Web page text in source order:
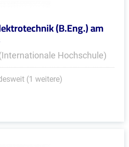
(B.Eng.) am
Hochschule)
(1 weitere)